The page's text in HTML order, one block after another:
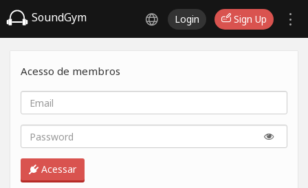
SoundGym Login Sign Up
Acesso de membros
Acessar